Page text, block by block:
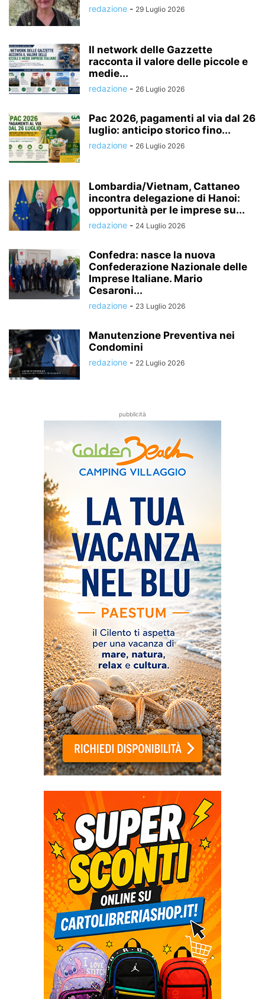
redazione - 29 Luglio 2026
Il network delle Gazzette
racconta il valore delle piccole e
medie...
redazione - 26 Luglio 2026
Pac 2026, pagamenti al via dal 26
luglio: anticipo storico fino...
redazione - 26 Luglio 2026
Lombardia/Vietnam, Cattaneo
incontra delegazione di Hanoi:
opportunità per le imprese su...
redazione - 24 Luglio 2026
Confedra: nasce la nuova
Confederazione Nazionale delle
Imprese Italiane. Mario
Cesaroni...
redazione - 23 Luglio 2026
Manutenzione Preventiva nei
Condomini
redazione - 22 Luglio 2026
pubblicità